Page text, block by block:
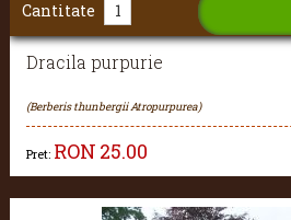
Dracila purpurie
(Berberis thunbergii Atropurpurea)
Pret: RON 25.00
Cantitate